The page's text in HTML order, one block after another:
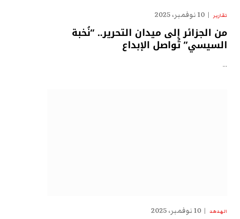
تقارير 10 نوفمبر، 2025
من الجزائر إلى ميدان التحرير.. “نُخبة
السيسي” تُواصل الإبداع
…
الهدهد 10 نوفمبر، 2025